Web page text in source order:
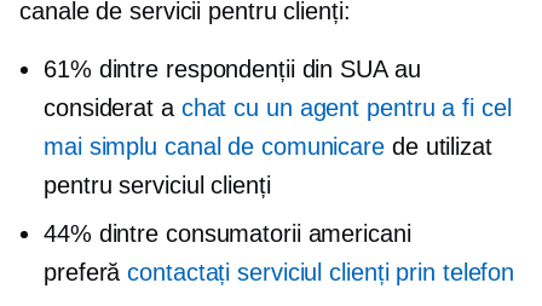
canale de servicii pentru clienți:
61% dintre respondenții din SUA au
considerat a chat cu un agent pentru a fi cel
mai simplu canal de comunicare de utilizat
pentru serviciul clienți
44% dintre consumatorii americani
preferăcontactați serviciul clienți prin telefon